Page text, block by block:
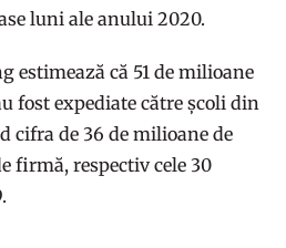
luni ale anului 2020.
estimează că 51 de milioane
fost expediate către școli din
cifra de 36 de milioane de
firmă, respectiv cele 30